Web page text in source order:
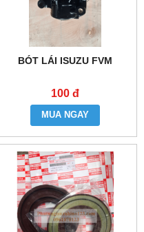
BÓT LÁI ISUZU FVM
100 đ
MUA NGAY